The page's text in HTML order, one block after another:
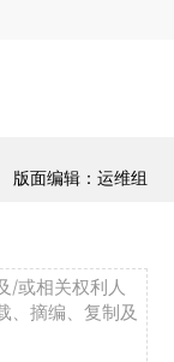
版面编辑：运维组
/或相关权利人
、摘编、复制及